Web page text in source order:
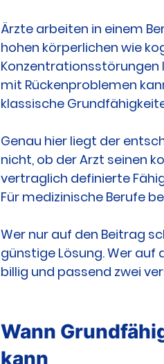
Ärzte arbeiten in einem
hohen körperlichen wie
Konzentrationsstörungen
mit Rückenproblemen
klassische
Genau hier liegt der
nicht, ob der Arzt seinen
vertraglich definierte
Für medizinische Berufe
Wer nur auf den Beitrag
günstige Lösung. Wer
billig und passend zwei
Wann
kann